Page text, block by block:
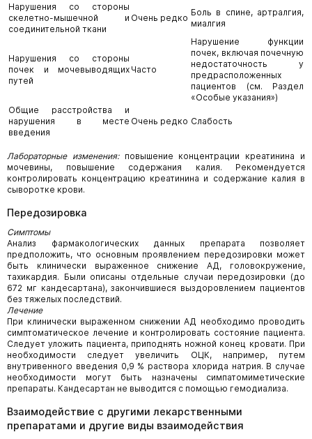
Нарушения со стороны
скелетно-мышечной и
соединительной ткани
Очень редко
Боль в спине, артралгия,
миалгия
Нарушения со стороны
почек и мочевыводящих
путей
Часто
Нарушение функции
почек, включая почечную
недостаточность у
предрасположенных
пациентов (см. Раздел
«Особые указания»)
Общие расстройства и
нарушения в месте
введения
Очень редко Слабость
Лабораторные изменения:повышение концентрации креатинина и
мочевины, повышение содержания калия. Рекомендуется
контролировать концентрацию креатинина и содержание калия в
сыворотке крови.
Передозировка
Симптомы
Анализ фармакологических данных препарата позволяет
предположить, что основным проявлением передозировки может
быть клинически выраженное снижение АД, головокружение,
тахикардия. Были описаны отдельные случаи передозировки (до
672 мг кандесартана), закончившиеся выздоровлением пациентов
без тяжелых последствий.
Лечение
При клинически выраженном снижении АД необходимо проводить
симптоматическое лечение и контролировать состояние пациента.
Следует уложить пациента, приподнять ножной конец кровати. При
необходимости следует увеличить ОЦК, например, путем
внутривенного введения 0,9 % раствора хлорида натрия. В случае
необходимости могут быть назначены симпатомиметические
препараты. Кандесартан не выводится с помощью гемодиализа.
Взаимодействие с другими лекарственными
препаратами и другие виды взаимодействия